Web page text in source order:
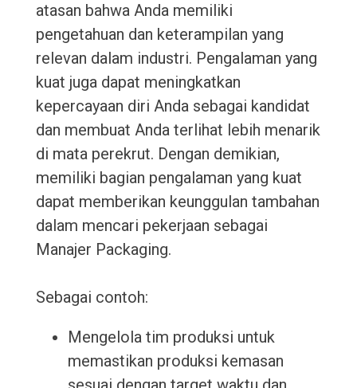
atasan bahwa Anda memiliki
pengetahuan dan keterampilan yang
relevan dalam industri. Pengalaman yang
kuat juga dapat meningkatkan
kepercayaan diri Anda sebagai kandidat
dan membuat Anda terlihat lebih menarik
di mata perekrut. Dengan demikian,
memiliki bagian pengalaman yang kuat
dapat memberikan keunggulan tambahan
dalam mencari pekerjaan sebagai
Manajer Packaging.
Sebagai contoh:
Mengelola tim produksi untuk
memastikan produksi kemasan